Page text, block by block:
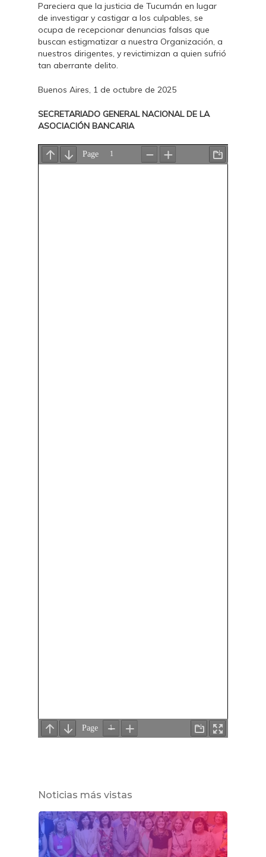
Pareciera que la justicia de Tucumán en lugar
de investigar y castigar a los culpables, se
ocupa de recepcionar denuncias falsas que
buscan estigmatizar a nuestra Organización, a
nuestros dirigentes, y revictimizan a quien sufrió
tan aberrante delito.
Buenos Aires, 1 de octubre de 2025
SECRETARIADO GENERAL NACIONAL DE LA
ASOCIACIÓN BANCARIA
Noticias más vistas